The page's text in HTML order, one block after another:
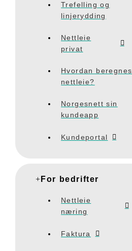
Trefelling og
linjerydding
Nettleie
privat
Hvordan beregnes
nettleie?
Norgesnett sin
kundeapp
Kundeportal
For bedrifter
Nettleie
næring
Faktura